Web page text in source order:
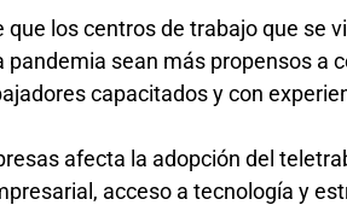
los centros de trabajo que se
sean más propensos a
capacitados y con
afecta la adopción del
acceso a tecnología y